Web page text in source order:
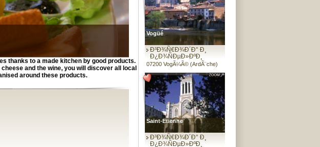
thanks to a made kitchen by good products.
and the wine, you will discover all local
around these products.
Vogüé
Ð³Ð¾Ñ€Ð¾Ð´Ð° Ð¸
Ð¿Ð¾ÑÐµÐ»ÐºÐ¸
07200 VogÃ¼Ã© (ArdÃ¨che)
Saint-Etienne
Ð³Ð¾Ñ€Ð¾Ð´Ð° Ð¸
Ð¿Ð¾ÑÐµÐ»ÐºÐ¸